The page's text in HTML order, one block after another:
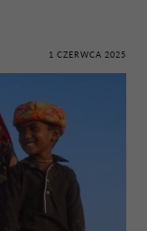
1 CZERWCA 2025